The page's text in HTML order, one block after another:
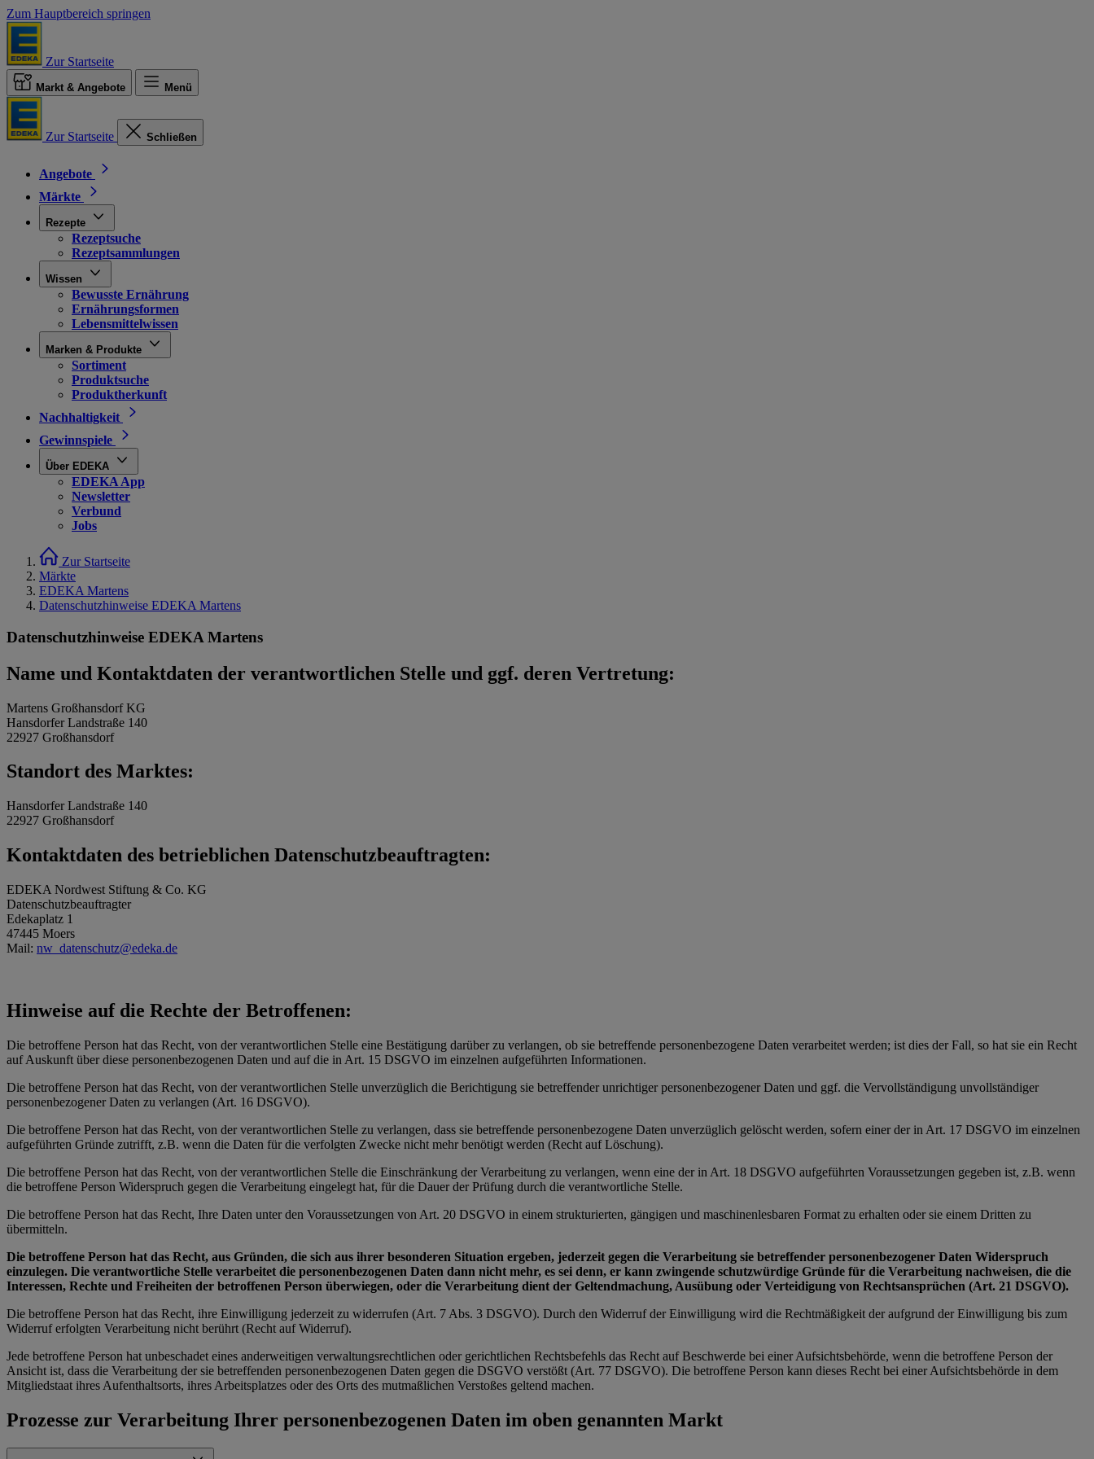
Zum Hauptbereich springen
Zur Startseite
Markt & Angebote Menü
Zur Startseite Schließen
Angebote
Märkte
Rezepte
Rezeptsuche
Rezeptsammlungen
Wissen
Bewusste Ernährung
Ernährungsformen
Lebensmittelwissen
Marken & Produkte
Sortiment
Produktsuche
Produktherkunft
Nachhaltigkeit
Gewinnspiele
Über EDEKA
EDEKA App
Newsletter
Verbund
Jobs
Zur Startseite
Märkte
EDEKA Martens
Datenschutzhinweise EDEKA Martens
Datenschutzhinweise EDEKA Martens
Name und Kontaktdaten der verantwortlichen Stelle und ggf. deren Vertretung:
Martens Großhansdorf KG
Hansdorfer Landstraße 140
22927 Großhansdorf
Standort des Marktes:
Hansdorfer Landstraße 140
22927 Großhansdorf
Kontaktdaten des betrieblichen Datenschutzbeauftragten:
EDEKA Nordwest Stiftung & Co. KG
Datenschutzbeauftragter
Edekaplatz 1
47445 Moers
Mail: nw_datenschutz@edeka.de
Hinweise auf die Rechte der Betroffenen:
Die betroffene Person hat das Recht, von der verantwortlichen Stelle eine Bestätigung darüber zu verlangen, ob sie betreffende personenbezogene Daten verarbeitet werden; ist dies der Fall, so hat sie ein Recht
auf Auskunft über diese personenbezogenen Daten und auf die in Art. 15 DSGVO im einzelnen aufgeführten Informationen.
Die betroffene Person hat das Recht, von der verantwortlichen Stelle unverzüglich die Berichtigung sie betreffender unrichtiger personenbezogener Daten und ggf. die Vervollständigung unvollständiger
personenbezogener Daten zu verlangen (Art. 16 DSGVO).
Die betroffene Person hat das Recht, von der verantwortlichen Stelle zu verlangen, dass sie betreffende personenbezogene Daten unverzüglich gelöscht werden, sofern einer der in Art. 17 DSGVO im einzelnen
aufgeführten Gründe zutrifft, z.B. wenn die Daten für die verfolgten Zwecke nicht mehr benötigt werden (Recht auf Löschung).
Die betroffene Person hat das Recht, von der verantwortlichen Stelle die Einschränkung der Verarbeitung zu verlangen, wenn eine der in Art. 18 DSGVO aufgeführten Voraussetzungen gegeben ist, z.B. wenn
die betroffene Person Widerspruch gegen die Verarbeitung eingelegt hat, für die Dauer der Prüfung durch die verantwortliche Stelle.
Die betroffene Person hat das Recht, Ihre Daten unter den Voraussetzungen von Art. 20 DSGVO in einem strukturierten, gängigen und maschinenlesbaren Format zu erhalten oder sie einem Dritten zu
übermitteln.
Die betroffene Person hat das Recht, aus Gründen, die sich aus ihrer besonderen Situation ergeben, jederzeit gegen die Verarbeitung sie betreffender personenbezogener Daten Widerspruch
einzulegen. Die verantwortliche Stelle verarbeitet die personenbezogenen Daten dann nicht mehr, es sei denn, er kann zwingende schutzwürdige Gründe für die Verarbeitung nachweisen, die die
Interessen, Rechte und Freiheiten der betroffenen Person überwiegen, oder die Verarbeitung dient der Geltendmachung, Ausübung oder Verteidigung von Rechtsansprüchen (Art. 21 DSGVO).
Die betroffene Person hat das Recht, ihre Einwilligung jederzeit zu widerrufen (Art. 7 Abs. 3 DSGVO). Durch den Widerruf der Einwilligung wird die Rechtmäßigkeit der aufgrund der Einwilligung bis zum
Widerruf erfolgten Verarbeitung nicht berührt (Recht auf Widerruf).
Jede betroffene Person hat unbeschadet eines anderweitigen verwaltungsrechtlichen oder gerichtlichen Rechtsbefehls das Recht auf Beschwerde bei einer Aufsichtsbehörde, wenn die betroffene Person der
Ansicht ist, dass die Verarbeitung der sie betreffenden personenbezogenen Daten gegen die DSGVO verstößt (Art. 77 DSGVO). Die betroffene Person kann dieses Recht bei einer Aufsichtsbehörde in dem
Mitgliedstaat ihres Aufenthaltsorts, ihres Arbeitsplatzes oder des Orts des mutmaßlichen Verstoßes geltend machen.
Prozesse zur Verarbeitung Ihrer personenbezogenen Daten im oben genannten Markt